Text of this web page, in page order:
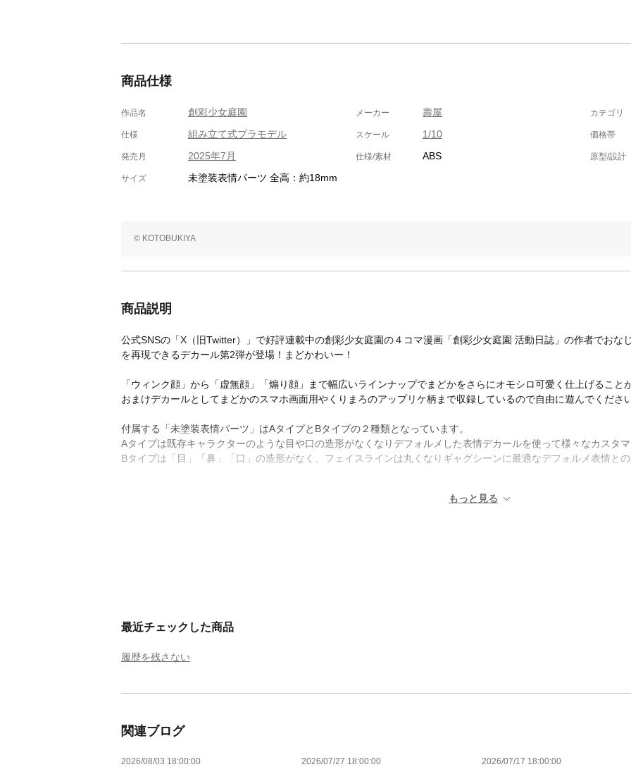
商品仕様
作品名 創彩少女庭園 メーカー 壽屋 カテゴリ
仕様 組み立て式プラモデル スケール 1/10 価格帯
発売月 2025年7月 仕様/素材 ABS 原型/設計
サイズ 未塗装表情パーツ 全高：約18mm
© KOTOBUKIYA
商品説明
公式SNSの「X（旧Twitter）」で好評連載中の創彩少女庭園の４コマ漫画「創彩少女庭園 活動日誌」の作者でおな
を再現できるデカール第2弾が登場！まどかわいー！
「ウィンク顔」から「虚無顔」「煽り顔」まで幅広いラインナップでまどかをさらにオモシロ可愛く仕上げること
おまけデカールとしてまどかのスマホ画面用やくりまろのアップリケ柄まで収録しているので自由に遊んでくださ
付属する「未塗装表情パーツ」はAタイプとBタイプの２種類となっています。
Aタイプは既存キャラクターのような目や口の造形がなくなりデフォルメした表情デカールを使って様々なカスタ
Bタイプは「目」「鼻」「口」の造形がなく、フェイスラインは丸くなりギャグシーンに最適なデフォルメ表情と
最近チェックした商品
履歴を残さない
関連ブログ
2026/08/03 18:00:00 2026/07/27 18:00:00 2026/07/17 18:00:00